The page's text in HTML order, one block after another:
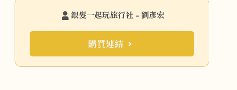
銀髮一起玩旅行社 - 劉彥宏
購買連結